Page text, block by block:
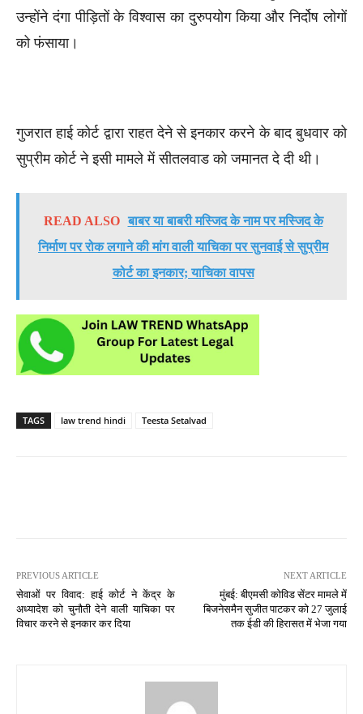
उन्होंने दंगा पीड़ितों के विश्वास का दुरुपयोग किया और निर्दोष लोगों
को फंसाया।
गुजरात हाई कोर्ट द्वारा राहत देने से इनकार करने के बाद बुधवार को
सुप्रीम कोर्ट ने इसी मामले में सीतलवाड को जमानत दे दी थी।
READ ALSO बाबर या बाबरी मस्जिद के नाम पर मस्जिद के
निर्माण पर रोक लगाने की मांग वाली याचिका पर सुनवाई से सुप्रीम
कोर्ट का इनकार; याचिका वापस
TAGS law trend hindi Teesta Setalvad
PREVIOUS ARTICLE
सेवाओं पर विवाद: हाई कोर्ट ने केंद्र के
अध्यादेश को चुनौती देने वाली याचिका पर
विचार करने से इनकार कर दिया
NEXT ARTICLE
मुंबई: बीएमसी कोविड सेंटर मामले में
बिजनेसमैन सुजीत पाटकर को 27 जुलाई
तक ईडी की हिरासत में भेजा गया